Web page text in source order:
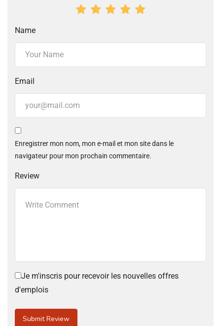
Name
Email
Enregistrer mon nom, mon e-mail et mon site dans le
navigateur pour mon prochain commentaire.
Review
Je m'inscris pour recevoir les nouvelles offres
d'emplois